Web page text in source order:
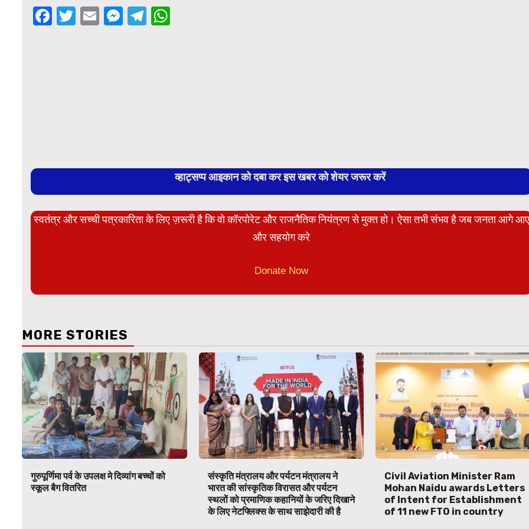
Facebook
Twitter
EmailMessenger
Telegram
व्हाट्सप्प आइकान को दबा कर इस खबर को शेयर जरूर करें
स्वतंत्र और सच्ची पत्रकारिता के लिए ज़रूरी है कि वो कॉरपोरेट और राजनैतिक नियंत्रण से मुक्त हो। ऐसा तभी संभव है जब जनता आगे आए
और सहयोग करे
Donate Now
MORE STORIES
गुरुपूर्णिमा पर्व के उपलक्ष मे दिव्यांग बच्चों को
स्कूल बैग वितरित
संस्कृति मंत्रालय और पर्यटन मंत्रालय ने
भारत की सांस्कृतिक विरासत और पर्यटन
स्थलों को प्रमाणिक कहानियों के जरिए दिखाने
के लिए नेटफ्लिक्स के साथ साझेदारी की है
Civil Aviation Minister Ram
Mohan Naidu awards Letters
of Intent for Establishment
of 11 new FTO in country